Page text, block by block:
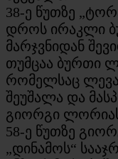
38-ე წუთზე
დროს ირაკლი
მარჯვნიდან
თუმცაა ბურთი
რომელსაც
შეუშალა და
გიორგი ლორიას
58-ე წუთზე
„დინამოს“